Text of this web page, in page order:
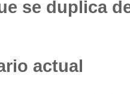
se duplica
actual